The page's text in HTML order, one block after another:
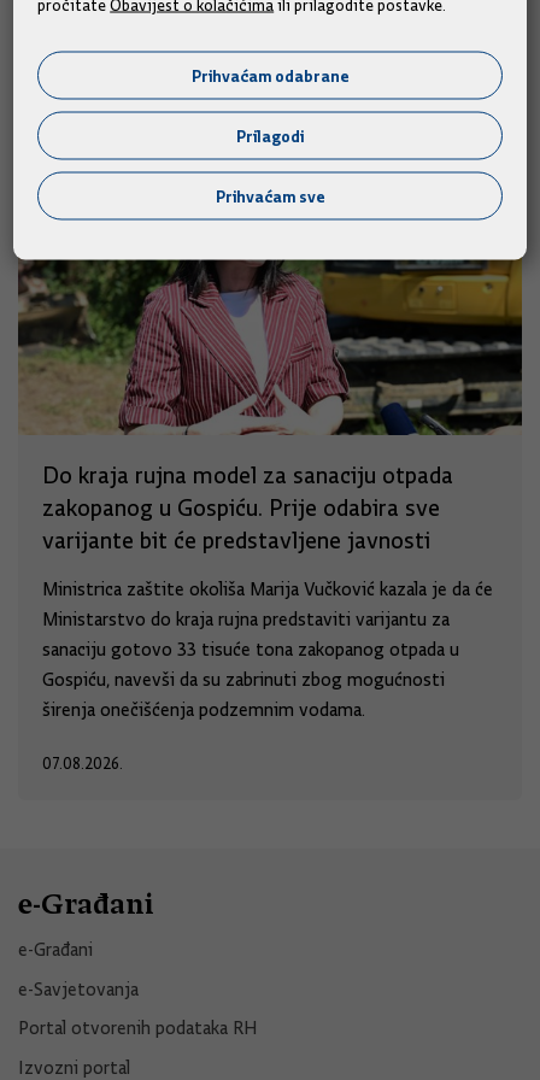
Slične vijesti
Do kraja rujna model za sanaciju otpada
zakopanog u Gospiću. Prije odabira sve
varijante bit će predstavljene javnosti
Ministrica zaštite okoliša Marija Vučković kazala je da će
Ministarstvo do kraja rujna predstaviti varijantu za
sanaciju gotovo 33 tisuće tona zakopanog otpada u
Gospiću, navevši da su zabrinuti zbog mogućnosti
širenja onečišćenja podzemnim vodama.
07.08.2026.
e-Građani
e-Građani
e-Savjetovanja
Portal otvorenih podataka RH
Izvozni portal
pročitateObavijest o kolačićimaili prilagodite postavke.
Prihvaćam odabrane
Prilagodi
Prihvaćam sve